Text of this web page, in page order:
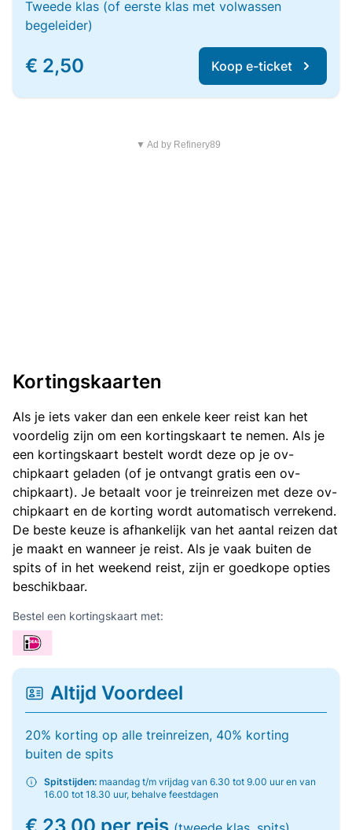
Tweede klas (of eerste klas met volwassen
begeleider)
€ 2,50 Koop e-ticket
▼ Ad by Refinery89
Kortingskaarten
Als je iets vaker dan een enkele keer reist kan het
voordelig zijn om een kortingskaart te nemen. Als je
een kortingskaart bestelt wordt deze op je ov-
chipkaart geladen (of je ontvangt gratis een ov-
chipkaart). Je betaalt voor je treinreizen met deze ov-
chipkaart en de korting wordt automatisch verrekend.
De beste keuze is afhankelijk van het aantal reizen dat
je maakt en wanneer je reist. Als je vaak buiten de
spits of in het weekend reist, zijn er goedkope opties
beschikbaar.
Bestel een kortingskaart met:
Altijd Voordeel
20% korting op alle treinreizen, 40% korting
buiten de spits
Spitstijden: maandag t/m vrijdag van 6.30 tot 9.00 uur en van
16.00 tot 18.30 uur, behalve feestdagen